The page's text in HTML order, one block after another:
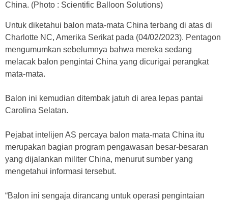
China. (Photo : Scientific Balloon Solutions)
Untuk diketahui balon mata-mata China terbang di atas di
Charlotte NC, Amerika Serikat pada (04/02/2023). Pentagon
mengumumkan sebelumnya bahwa mereka sedang
melacak balon pengintai China yang dicurigai perangkat
mata-mata.
Balon ini kemudian ditembak jatuh di area lepas pantai
Carolina Selatan.
Pejabat intelijen AS percaya balon mata-mata China itu
merupakan bagian program pengawasan besar-besaran
yang dijalankan militer China, menurut sumber yang
mengetahui informasi tersebut.
“Balon ini sengaja dirancang untuk operasi pengintaian